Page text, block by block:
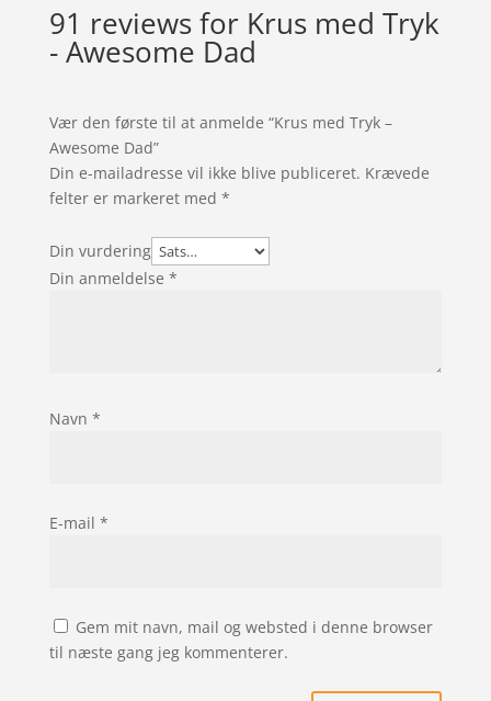
91 reviews for Krus med Tryk
- Awesome Dad
Vær den første til at anmelde “Krus med Tryk –
Awesome Dad”
Din e-mailadresse vil ikke blive publiceret. Krævede
felter er markeret med *
Din vurdering
Din anmeldelse *
Navn *
E-mail *
Gem mit navn, mail og websted i denne browser
til næste gang jeg kommenterer.